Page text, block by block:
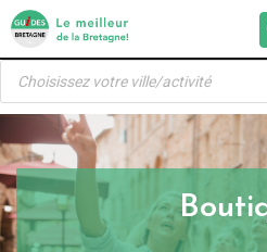
Skip
content
Recherche
produits